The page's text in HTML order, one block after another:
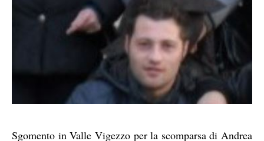
Sgomento in Valle Vigezzo per la scomparsa di Andrea